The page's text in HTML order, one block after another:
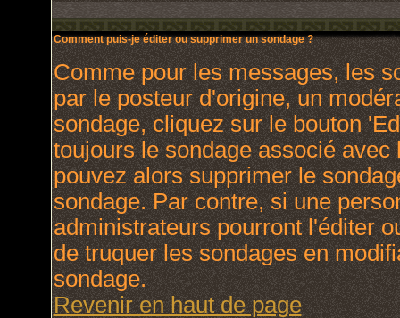
Comment puis-je éditer ou supprimer un sondage ?
Comme pour les messages, les
par le posteur d'origine, un
sondage, cliquez sur le bouton
toujours le sondage associé
pouvez alors supprimer le
sondage. Par contre, si une
administrateurs pourront l'éditer
de truquer les sondages en
sondage.
Revenir en haut de page